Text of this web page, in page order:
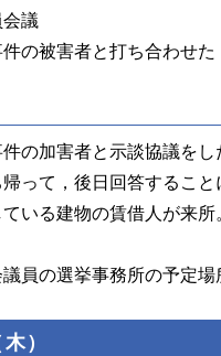
会議
件の被害者と打ち合わせた
件の加害者と示談協議を
って，後日回答すること
ている建物の賃借人が来
議員の選挙事務所の予定場
）